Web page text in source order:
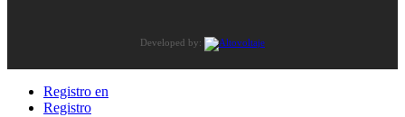
Developed by:
Registro en
Registro